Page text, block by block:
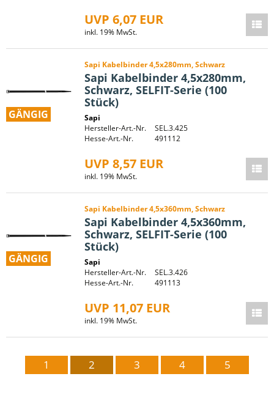
UVP 6,07 EUR
inkl. 19% MwSt.
GÄNGIG
Sapi Kabelbinder 4,5x280mm, Schwarz
Sapi Kabelbinder 4,5x280mm,
Schwarz, SELFIT-Serie (100
Stück)
Sapi
Hersteller-Art.-Nr.
SEL.3.425
Hesse-Art.-Nr.
491112
UVP 8,57 EUR
inkl. 19% MwSt.
GÄNGIG
Sapi Kabelbinder 4,5x360mm, Schwarz
Sapi Kabelbinder 4,5x360mm,
Schwarz, SELFIT-Serie (100
Stück)
Sapi
Hersteller-Art.-Nr.
SEL.3.426
Hesse-Art.-Nr.
491113
UVP 11,07 EUR
inkl. 19% MwSt.
1 2 3 4 5